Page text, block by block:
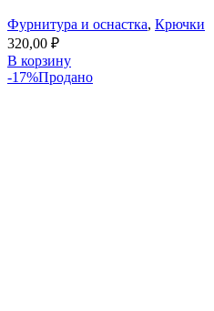
Фурнитура и оснастка, Крючки
320,00 ₽
В корзину
-17%Продано